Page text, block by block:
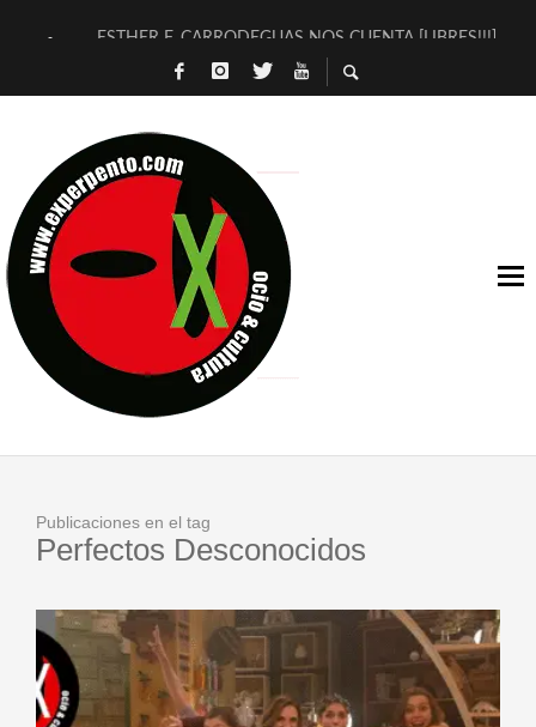
ESTHER F. CARRODEGUAS NOS CUENTA [LIBRES!!!]
[TERRA DE GUAPES] DE SANDRA MONFORT
TIMBRE 4, LA ESCUELA DEL DIRECTOR TEATRAL CLAUDIO
30 AÑOS (NO ES NADA) DE LA KATARSIS DEL TOMATAZO
MILITARES JUDÍAS EN #EXVITA
D’BALDOMEROS REINVENTAN [BITÁCORA 3.0] EN EXVITA
MARSHALL FLASH PRESENTA EN EXVITA [RELATIVA
JOFRE BARDAGÍ EN EXVITA INTERPRETANDO A SERRAT
Publicaciones en el tag
Perfectos Desconocidos